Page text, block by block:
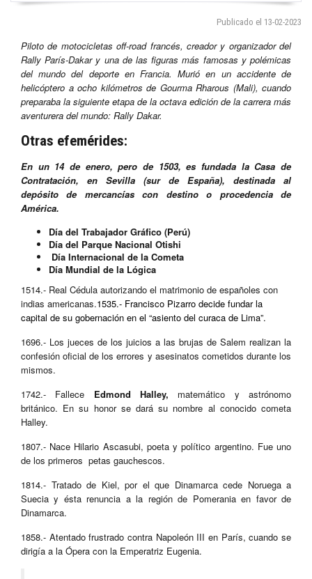
Publicado el 13-02-2023
Piloto de motocicletas off-road francés, creador y organizador del
Rally París-Dakar y una de las figuras más famosas y polémicas
del mundo del deporte en Francia. Murió en un accidente de
helicóptero a ocho kilómetros de Gourma Rharous (Mali), cuando
preparaba la siguiente etapa de la octava edición de la carrera más
aventurera del mundo: Rally Dakar.
Otras efemérides:
En un 14 de enero, pero de 1503, es fundada la Casa de
Contratación, en Sevilla (sur de España), destinada al
depósito de mercancías con destino o procedencia de
América.
Día del Trabajador Gráfico (Perú)
Día del Parque Nacional Otishi
Día Internacional de la Cometa
Día Mundial de la Lógica
1514.- Real Cédula autorizando el matrimonio de españoles con
indias americanas.1535.- Francisco Pizarro decide fundar la
capital de su gobernación en el “asiento del curaca de Lima”.
1696.- Los jueces de los juicios a las brujas de Salem realizan la
confesión oficial de los errores y asesinatos cometidos durante los
mismos.
1742.- Fallece Edmond Halley, matemático y astrónomo
británico. En su honor se dará su nombre al conocido cometa
Halley.
1807.- Nace Hilario Ascasubi, poeta y político argentino. Fue uno
de los primeros petas gauchescos.
1814.- Tratado de Kiel, por el que Dinamarca cede Noruega a
Suecia y ésta renuncia a la región de Pomerania en favor de
Dinamarca.
1858.- Atentado frustrado contra Napoleón III en París, cuando se
dirigía a la Ópera con la Emperatriz Eugenia.